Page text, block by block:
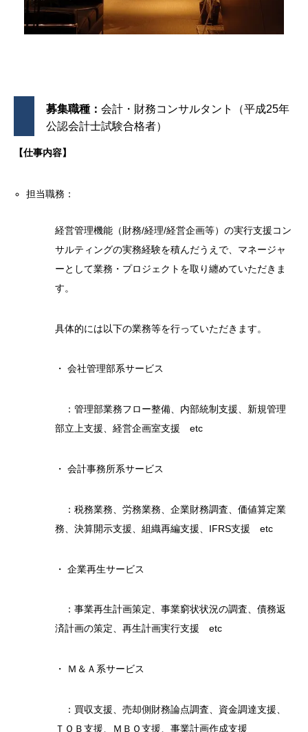
募集職種： 会計・財務コンサルタント（平成25年
公認会計士試験合格者）
【仕事内容】
担当職務：
経営管理機能（財務/経理/経営企画等）の実行支援コン
サルティングの実務経験を積んだうえで、マネージャ
ーとして業務・プロジェクトを取り纏めていただきま
す。
具体的には以下の業務等を行っていただきます。
・ 会社管理部系サービス
：管理部業務フロー整備、内部統制支援、新規管理
部立上支援、経営企画室支援 etc
・ 会計事務所系サービス
：税務業務、労務業務、企業財務調査、価値算定業
務、決算開示支援、組織再編支援、IFRS支援 etc
・ 企業再生サービス
：事業再生計画策定、事業窮状状況の調査、債務返
済計画の策定、再生計画実行支援 etc
・ Ｍ＆Ａ系サービス
：買収支援、売却側財務論点調査、資金調達支援、
ＴＯＢ支援、ＭＢＯ支援、事業計画作成支援